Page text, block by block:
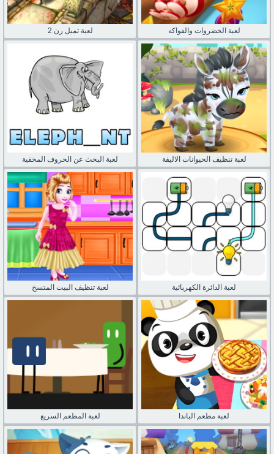
لعبة تمبل رن 2 لعبة الخضروات والفواكه
لعبة البحث عن الحروف المخفية لعبة تنظيف الحيوانات الاليفة
لعبة تنظيف البيت المتسخ لعبة الدائرة الكهربائية
لعبة المطعم السريع لعبة مطعم الباندا